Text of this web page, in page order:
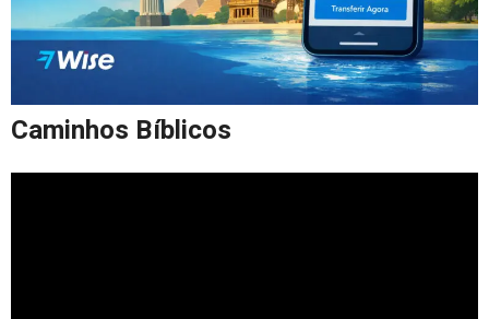
Caminhos Bíblicos